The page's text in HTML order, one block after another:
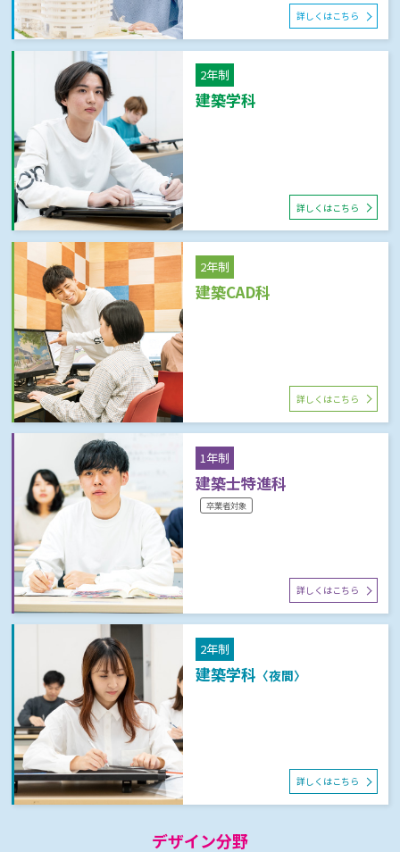
詳しくはこちら
2年制
建築学科
詳しくはこちら
2年制
建築CAD科
詳しくはこちら
1年制
建築士特進科
卒業者対象
詳しくはこちら
2年制
建築学科 〈夜間〉
詳しくはこちら
デザイン分野